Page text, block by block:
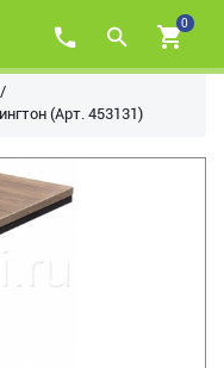
0
(Арт. 453131)